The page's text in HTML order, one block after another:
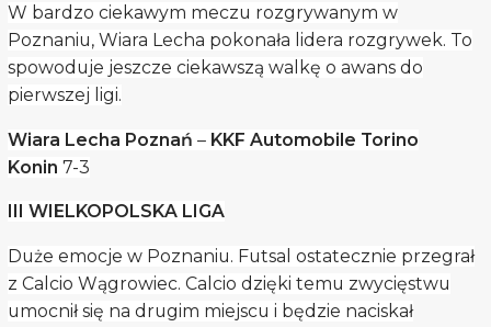
W bardzo ciekawym meczu rozgrywanym w
Poznaniu, Wiara Lecha pokonała lidera rozgrywek. To
spowoduje jeszcze ciekawszą walkę o awans do
pierwszej ligi.
Wiara Lecha Poznań – KKF Automobile Torino
Konin 7-3
III WIELKOPOLSKA LIGA
Duże emocje w Poznaniu. Futsal ostatecznie przegrał
z Calcio Wągrowiec. Calcio dzięki temu zwycięstwu
umocnił się na drugim miejscu i będzie naciskał